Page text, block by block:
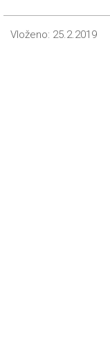
Vloženo: 25.2.2019